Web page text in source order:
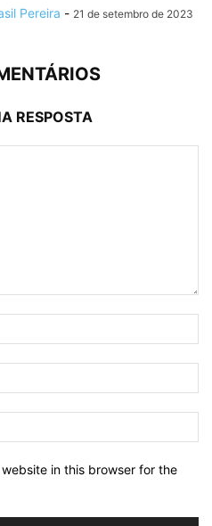
Pereira - 21 de setembro de 2023
RESPOSTA
in this browser for the